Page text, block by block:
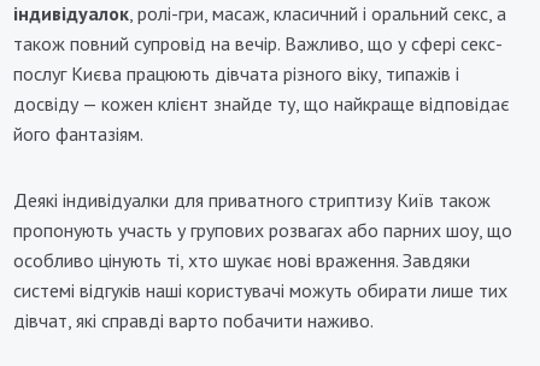
індивідуалок, ролі-гри, масаж, класичний і оральний секс, а
також повний супровід на вечір. Важливо, що у сфері секс-
послуг Києва працюють дівчата різного віку, типажів і
досвіду — кожен клієнт знайде ту, що найкраще відповідає
його фантазіям.
Деякі індивідуалки для приватного стриптизу Київ також
пропонують участь у групових розвагах або парних шоу, що
особливо цінують ті, хто шукає нові враження. Завдяки
системі відгуків наші користувачі можуть обирати лише тих
дівчат, які справді варто побачити наживо.